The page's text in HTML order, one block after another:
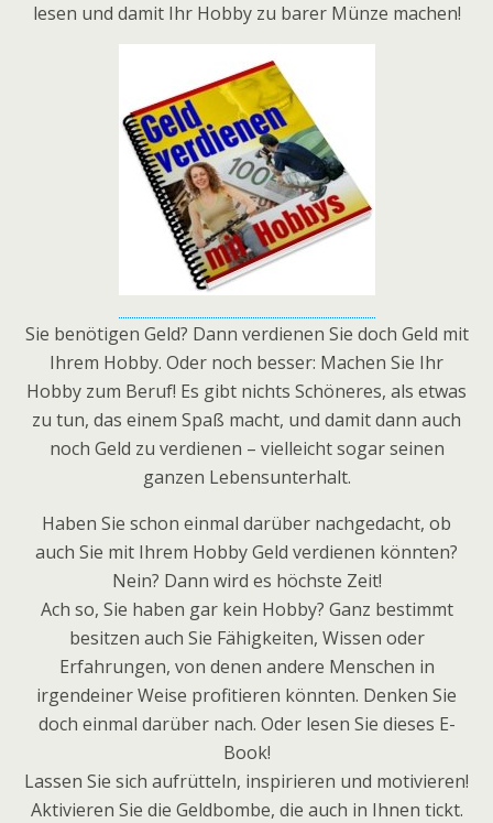
lesen und damit Ihr Hobby zu barer Münze machen!
Sie benötigen Geld? Dann verdienen Sie doch Geld mit
Ihrem Hobby. Oder noch besser: Machen Sie Ihr
Hobby zum Beruf! Es gibt nichts Schöneres, als etwas
zu tun, das einem Spaß macht, und damit dann auch
noch Geld zu verdienen – vielleicht sogar seinen
ganzen Lebensunterhalt.
Haben Sie schon einmal darüber nachgedacht, ob
auch Sie mit Ihrem Hobby Geld verdienen könnten?
Nein? Dann wird es höchste Zeit!
Ach so, Sie haben gar kein Hobby? Ganz bestimmt
besitzen auch Sie Fähigkeiten, Wissen oder
Erfahrungen, von denen andere Menschen in
irgendeiner Weise profitieren könnten. Denken Sie
doch einmal darüber nach. Oder lesen Sie dieses E-
Book!
Lassen Sie sich aufrütteln, inspirieren und motivieren!
Aktivieren Sie die Geldbombe, die auch in Ihnen tickt.